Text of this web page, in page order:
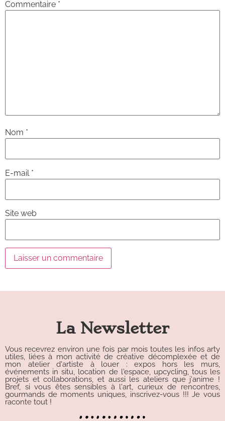
Commentaire *
Nom *
E-mail *
Site web
La Newsletter
Vous recevrez environ une fois par mois toutes les infos arty
utiles, liées à mon activité de créative décomplexée et de
mon atelier d'artiste à louer : expos hors les murs,
événements in situ, location de l'espace, upcycling, tous les
projets et collaborations, et aussi les ateliers que j'anime !
Bref, si vous êtes sensibles à l'art, curieux de rencontres,
gourmands de moments uniques, inscrivez-vous !!! Je vous
raconte tout !